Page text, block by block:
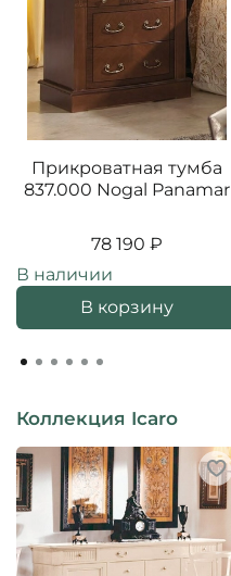
Прикроватная тумба
837.000 Nogal Panamar
78 190 ₽
В наличии
В корзину
Коллекция Icaro